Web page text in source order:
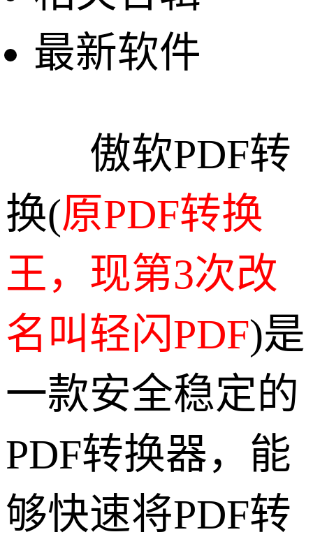
最新软件
傲软PDF转
换(原PDF转换
王，现第3次改
名叫轻闪PDF)是
一款安全稳定的
PDF转换器，能
够快速将PDF转